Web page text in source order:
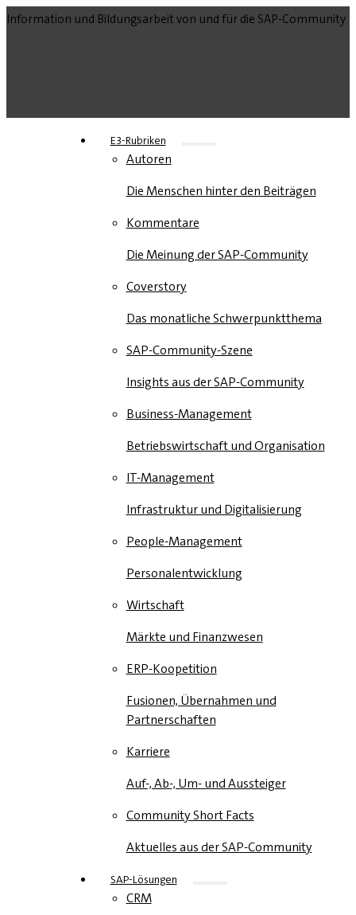
Information und Bildungsarbeit von und für die SAP-Community
E3-Rubriken
Autoren
Die Menschen hinter den Beiträgen
Kommentare
Die Meinung der SAP-Community
Coverstory
Das monatliche Schwerpunktthema
SAP-Community-Szene
Insights aus der SAP-Community
Business-Management
Betriebswirtschaft und Organisation
IT-Management
Infrastruktur und Digitalisierung
People-Management
Personalentwicklung
Wirtschaft
Märkte und Finanzwesen
ERP-Koopetition
Fusionen, Übernahmen und
Partnerschaften
Karriere
Auf-, Ab-, Um- und Aussteiger
Community Short Facts
Aktuelles aus der SAP-Community
SAP-Lösungen
CRM